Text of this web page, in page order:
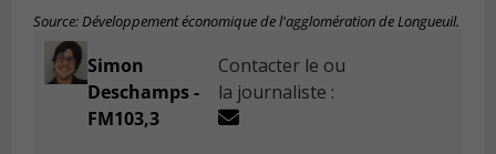
Source: Développement économique de l'agglomération de Longueuil.
Simon
Deschamps -
FM103,3
Contacter le ou
la journaliste :